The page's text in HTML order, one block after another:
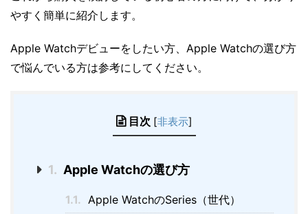
やすく簡単に紹介します。
Apple Watchデビューをしたい方、Apple Watchの選び方
で悩んでいる方は参考にしてください。
目次 [非表示]
1. Apple Watchの選び方
1.1. Apple WatchのSeries（世代）